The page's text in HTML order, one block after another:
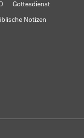
Gottesdienst
Notizen